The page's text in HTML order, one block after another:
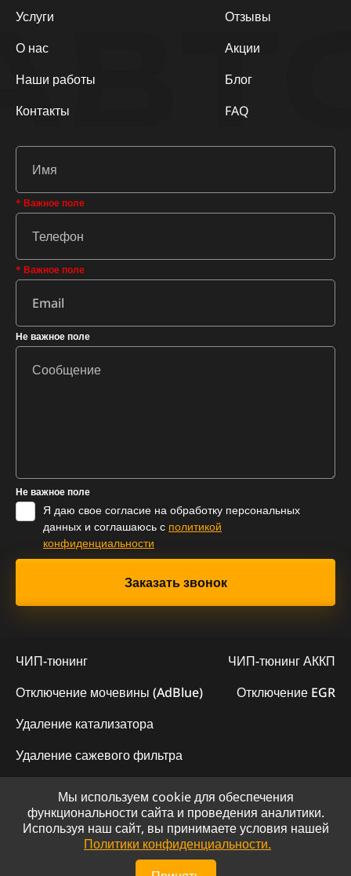
Услуги
О нас
Наши работы
Контакты
Отзывы
Акции
Блог
FAQ
* Важное поле
* Важное поле
Не важное поле
Не важное поле
Я даю свое согласие на обработку персональных
данных и соглашаюсь с политикой
конфиденциальности
ЧИП-тюнинг
ЧИП-тюнинг АККП
Отключение мочевины (AdBlue)
Отключение EGR
Удаление катализатора
Удаление сажевого фильтра
© 2023 - Официальный сайт "ChipLogic"
Политика конфиденциальности
Мы используем cookie для обеспечения
функциональности сайта и проведения аналитики.
Используя наш сайт, вы принимаете условия нашей
Политики конфиденциальности.